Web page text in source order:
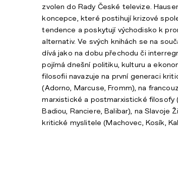
zvolen do Rady České televize.
koncepce, které postihují krizové
tendence a poskytují východisko k
alternativ. Ve svých knihách se na
dívá jako na dobu přechodu či
pojímá dnešní politiku, kulturu a
filosofii navazuje na první generaci
(Adorno, Marcuse, Fromm), na
marxistické a postmarxistické filosofy
Badiou, Ranciere, Balibar), na Slavoje
kritické myslitele (Machovec, Kosík,